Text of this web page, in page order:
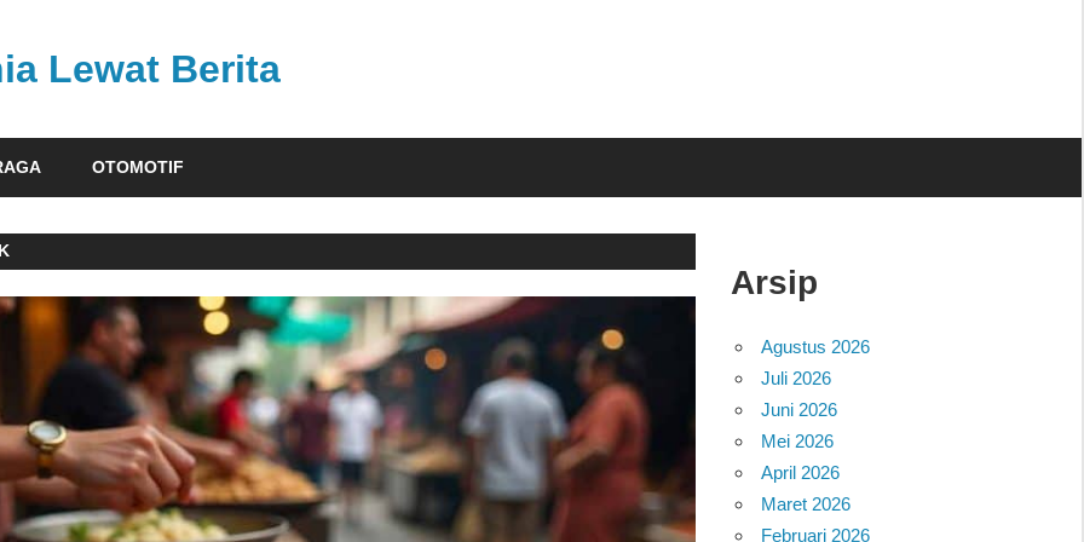
Lewat Berita
OTOMOTIF
Arsip
Agustus 2026
Juli 2026
Juni 2026
Mei 2026
April 2026
Maret 2026
Februari 2026